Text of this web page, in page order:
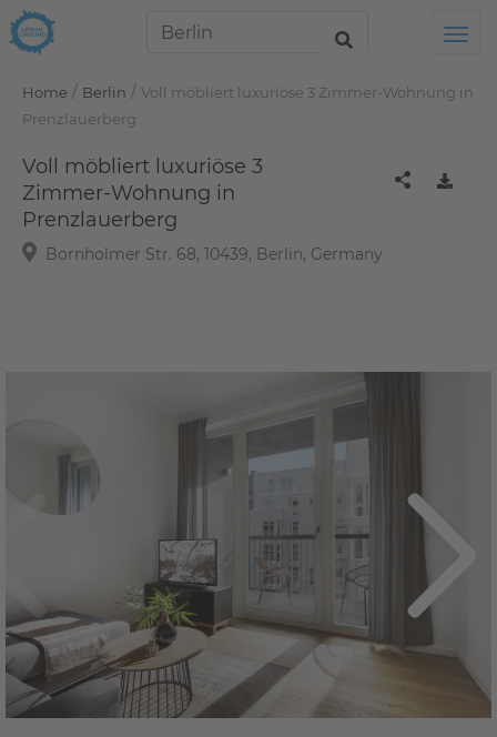
Home / Berlin / Voll möbliert luxuriöse 3 Zimmer-Wohnung in
Prenzlauerberg
Voll möbliert luxuriöse 3
Zimmer-Wohnung in
Prenzlauerberg
Bornholmer Str. 68, 10439, Berlin, Germany